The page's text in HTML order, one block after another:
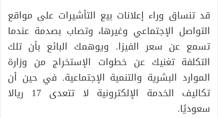
قد تنساق وراء إعلانات بيع التأشيرات على مواقع
التواصل الإجتماعي وغيرها، وتصاب بصدمة عندما
تسمع عن سعر الفيزا. ويوهمك البائع بأن تلك
التكلفة تغنيك عن خطوات الإستخراج من وزارة
الموارد البشرية والتنمية الإجتماعية. في حين أن
تكاليف الخدمة الإلكترونية لا تتعدى 17 ريالا
سعوديًا.